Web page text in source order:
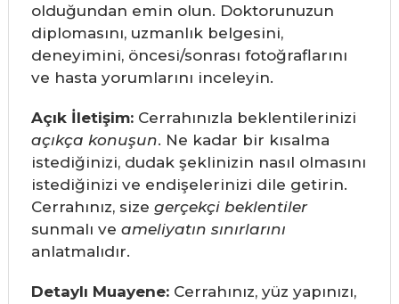
olduğundan emin olun. Doktorunuzun
diplomasını, uzmanlık belgesini,
deneyimini, öncesi/sonrası fotoğraflarını
ve hasta yorumlarını inceleyin.
Açık İletişim:Cerrahınızla beklentilerinizi
açıkça konuşun. Ne kadar bir kısalma
istediğinizi, dudak şeklinizin nasıl olmasını
istediğinizi ve endişelerinizi dile getirin.
Cerrahınız, size gerçekçi beklentiler
sunmalı ve ameliyatın sınırlarını
anlatmalıdır.
Detaylı Muayene:Cerrahınız, yüz yapınızı,